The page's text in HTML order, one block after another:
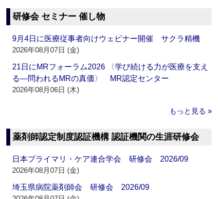
研修会 セミナー 催し物
9月4日に医療従事者向けウェビナー開催 サクラ精機
2026年08月07日 (金)
21日にMRフォーラム2026 〈学び続ける力が医療を支え
る―問われるMRの真価〉 MR認定センター
2026年08月06日 (木)
もっと見る »
薬剤師認定制度認証機構 認証機関の生涯研修会
日本プライマリ・ケア連合学会 研修会 2026/09
2026年08月07日 (金)
埼玉県病院薬剤師会 研修会 2026/09